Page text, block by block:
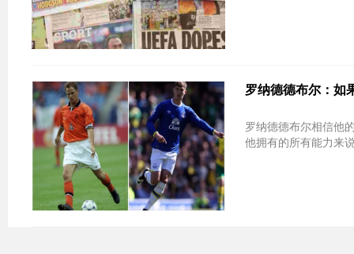
罗纳德德布尔：如
罗纳德德布尔相信他
他拥有的所有能力来